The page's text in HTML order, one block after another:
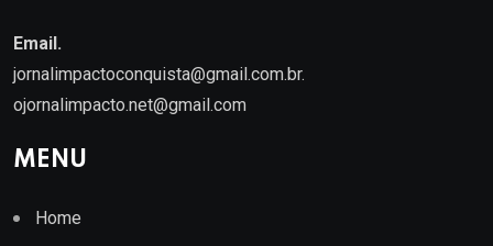
Email.
jornalimpactoconquista@gmail.com.br.
ojornalimpacto.net@gmail.com
MENU
Home